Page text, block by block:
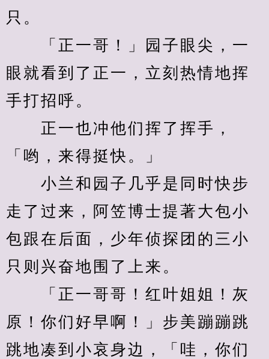
只。
「正一哥！」园子眼尖，一
眼就看到了正一，立刻热情地挥
手打招呼。
正一也冲他们挥了挥手，
「哟，来得挺快。」
小兰和园子几乎是同时快步
走了过来，阿笠博士提著大包小
包跟在后面，少年侦探团的三小
只则兴奋地围了上来。
「正一哥哥！红叶姐姐！灰
原！你们好早啊！」步美蹦蹦跳
跳地凑到小哀身边，「哇，你们